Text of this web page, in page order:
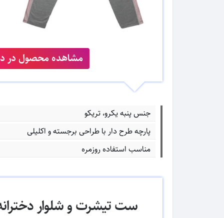
مشاهده محصول در
جنس پنبه یکرو، تریکو
پارچه طرح دار با طراحی برجسته و اکلیلی
مناسب استفاده روزمره
ست تیشرت و شلوار